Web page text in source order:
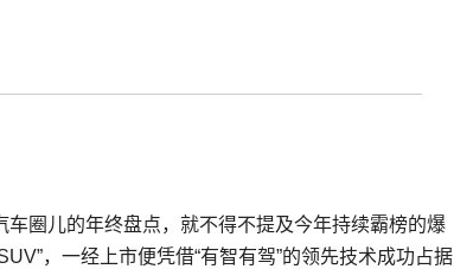
圈儿的年终盘点，就不得不提及今年持续霸榜的爆
，一经上市便凭借“有智有驾”的领先技术成功占据